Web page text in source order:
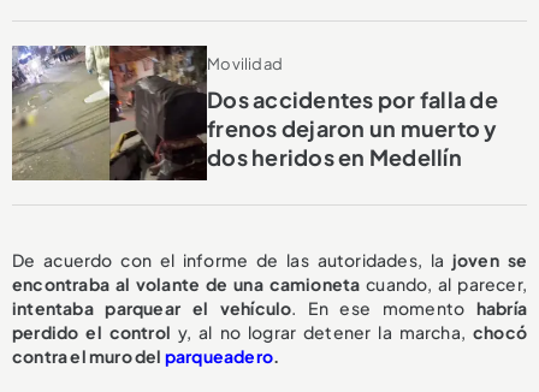
Movilidad
Dos accidentes por falla de
frenos dejaron un muerto y
dos heridos en Medellín
De acuerdo con el informe de las autoridades, la joven se
encontraba al volante de una camioneta cuando, al parecer,
intentaba parquear el vehículo. En ese momento habría
perdido el control y, al no lograr detener la marcha, chocó
contra el muro del parqueadero.